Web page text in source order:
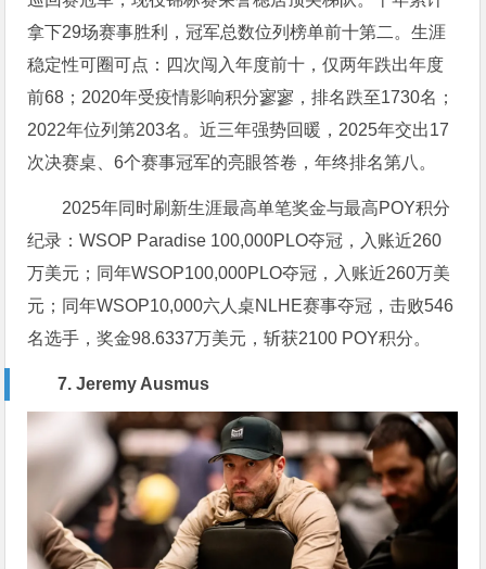
拿下29场赛事胜利，冠军总数位列榜单前十第二。生涯
稳定性可圈可点：四次闯入年度前十，仅两年跌出年度
前68；2020年受疫情影响积分寥寥，排名跌至1730名；
2022年位列第203名。近三年强势回暖，2025年交出17
次决赛桌、6个赛事冠军的亮眼答卷，年终排名第八。
2025年同时刷新生涯最高单笔奖金与最高POY积分
纪录：WSOP Paradise 100,000PLO夺冠，入账近260
万美元；同年WSOP100,000PLO夺冠，入账近260万美
元；同年WSOP10,000六人桌NLHE赛事夺冠，击败546
名选手，奖金98.6337万美元，斩获2100 POY积分。
7. Jeremy Ausmus